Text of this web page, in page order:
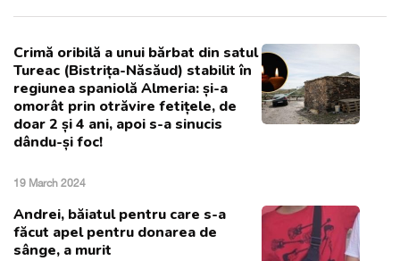
Crimă oribilă a unui bărbat din satul
Tureac (Bistrița-Năsăud) stabilit în
regiunea spaniolă Almeria: și-a
omorât prin otrăvire fetițele, de
doar 2 și 4 ani, apoi s-a sinucis
dându-și foc!
19 March 2024
Andrei, băiatul pentru care s-a
făcut apel pentru donarea de
sânge, a murit